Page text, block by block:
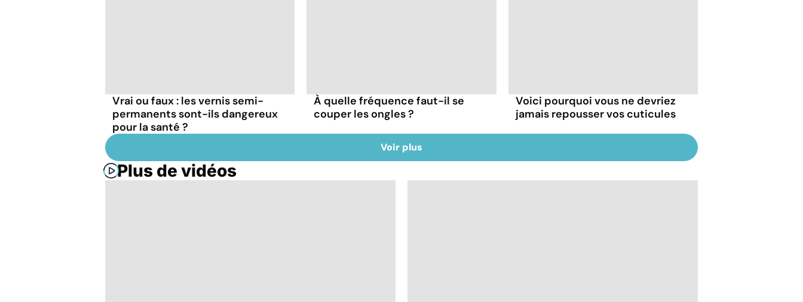
Vrai ou faux : les vernis semi-
permanents sont-ils dangereux
pour la santé ?
À quelle fréquence faut-il se
couper les ongles ?
Voici pourquoi vous ne devriez
jamais repousser vos cuticules
Voir plus
Plus de vidéos